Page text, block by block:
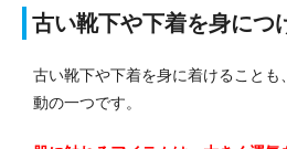
古い靴下や下着を身につ
古い靴下や下着を身に着けること
動の一つです。